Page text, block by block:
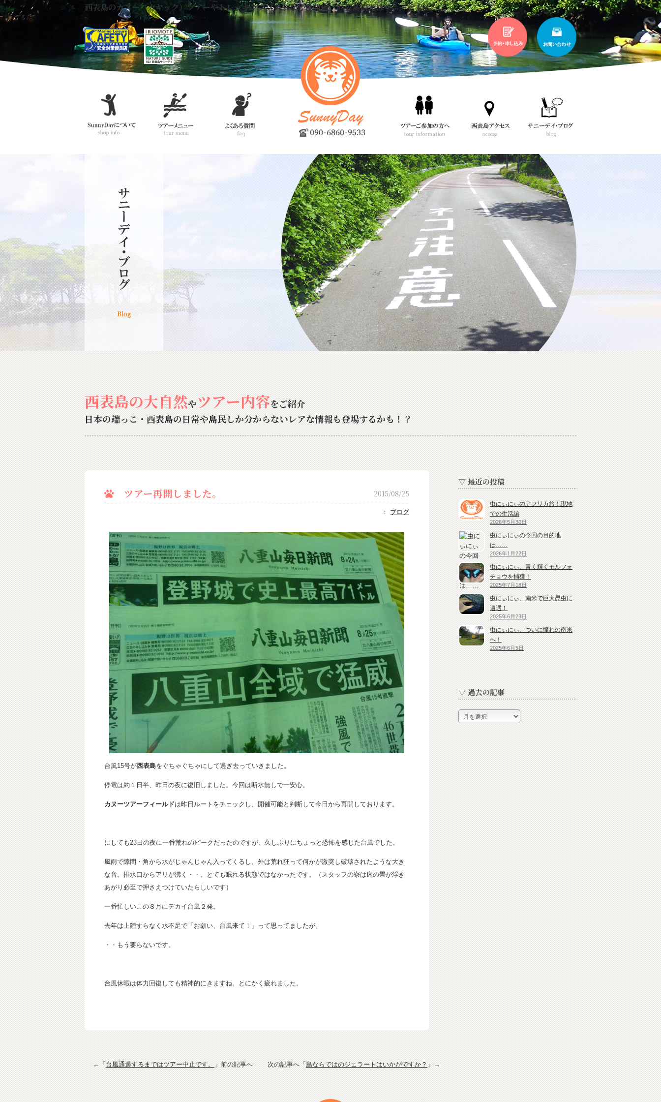
西表島のカヌー（カヤック）ツアーやトレッキングツアーなどを開催。西表島観光はサニーデイへ！
西表島の大自然やツアー内容をご紹介
日本の端っこ・西表島の日常や島民しか分からないレアな情報も登場するかも！？
ツアー再開しました。 2015/08/25
： ブログ
台風15号が西表島をぐちゃぐちゃにして過ぎ去っていきました。
停電は約１日半、昨日の夜に復旧しました。今回は断水無しで一安心。
カヌーツアーフィールドは昨日ルートをチェックし、開催可能と判断して今日から再開しております。
にしても23日の夜に一番荒れのピークだったのですが、久しぶりにちょっと恐怖を感じた台風でした。
風雨で隙間・角から水がじゃんじゃん入ってくるし、外は荒れ狂って何かが激突し破壊されたような大き
な音。排水口からアリが沸く・・。とても眠れる状態ではなかったです。（スタッフの寮は床の畳が浮き
あがり必至で押さえつけていたらしいです）
一番忙しいこの８月にデカイ台風２発。
去年は上陸すらなく水不足で「お願い、台風来て！」って思ってましたが。
・・もう要らないです。
台風休暇は体力回復しても精神的にきますね。とにかく疲れました。
←「台風通過するまではツアー中止です。」前の記事へ 次の記事へ「島ならではのジェラートはいかがですか？」→
▽ 最近の投稿
虫にぃにぃのアフリカ旅！現地
での生活編
2026年5月30日
虫にぃにぃの今回の目的地
は……
2026年1月22日
虫にぃにぃ、青く輝くモルフォ
チョウを捕獲！
2025年7月18日
虫にぃにぃ、南米で巨大昆虫に
遭遇！
2025年6月23日
虫にぃにぃ、ついに憧れの南米
へ！
2025年6月5日
▽ 過去の記事
▽
過
去
の
記
事